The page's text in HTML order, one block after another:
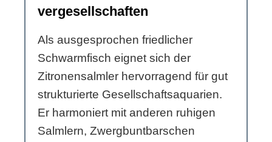
vergesellschaften
Als ausgesprochen friedlicher
Schwarmfisch eignet sich der
Zitronensalmler hervorragend für gut
strukturierte Gesellschaftsaquarien.
Er harmoniert mit anderen ruhigen
Salmlern, Zwergbuntbarschen